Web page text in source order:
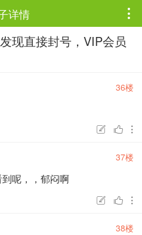
详情 
现直接封号，VIP会员
36楼
 

37楼
到呢，，郁闷啊
 

38楼